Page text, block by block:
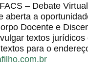
– Debate
aberta a
Docente e
textos
para o